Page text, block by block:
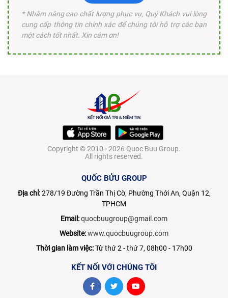
* Nhằm nâng cao chất lượng phục vụ, Quý Khách vui lòng
cung cấp thông tin chính xác để chúng tôi hỗ trợ các bạn
một cách tốt nhất. Xin cám ơn!
Copyright © 2010 - 2026 Quoc Buu Group.
All rights reserved.
QUỐC BỬU GROUP
Địa chỉ:278/19 Đường Trần Thị Cờ, Phường Thới An, Quận 12,
TPHCM
Email:quocbuugroup@gmail.com
Website:www.quocbuugroup.com
Thời gian làm việc:Từ thứ 2 - thứ 7, 08h00 - 17h00
KẾT NỐI VỚI CHÚNG TÔI